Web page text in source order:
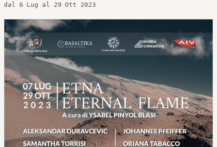
dal 6 Lug al 29 Ott 2023